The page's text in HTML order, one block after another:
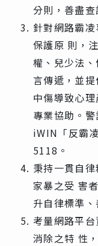
分則，善盡查
針對網路霸
保護原 則，
權、兒少法
言傳遞，並
中傷導致心
專業協助。
iWIN「反霸
5118。
秉持一貫自
家暴之受 害
升自律標準
考量網路平
消除之特 性